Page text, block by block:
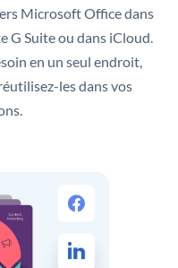
Microsoft Office dans
G Suite ou dans iCloud.
en un seul endroit,
les dans vos